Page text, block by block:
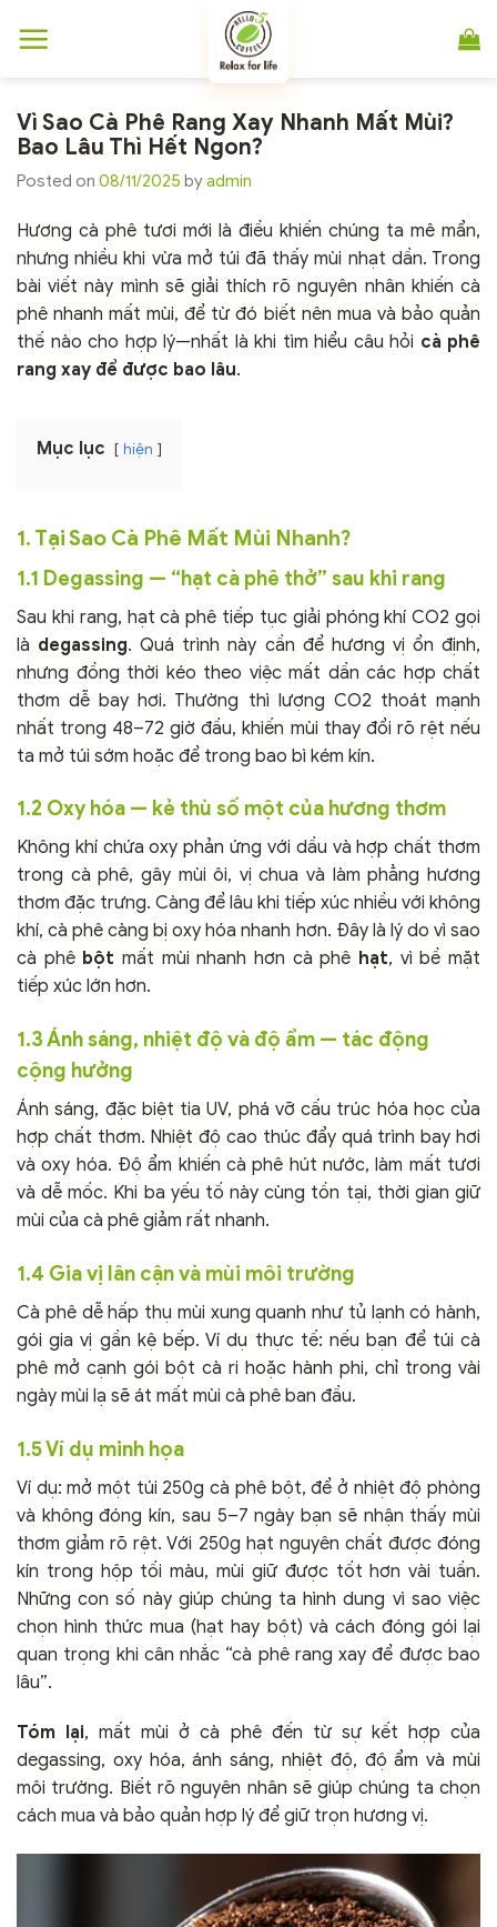
đến
Vì Sao Cà Phê Rang Xay Nhanh Mất Mùi?
Bao Lâu Thì Hết Ngon?
Posted on 08/11/2025 byadmin
Hương cà phê tươi mới là điều khiến chúng ta mê mẩn,
nhưng nhiều khi vừa mở túi đã thấy mùi nhạt dần. Trong
bài viết này mình sẽ giải thích rõ nguyên nhân khiến cà
phê nhanh mất mùi, để từ đó biết nên mua và bảo quản
thế nào cho hợp lý—nhất là khi tìm hiểu câu hỏi cà phê
rang xay để được bao lâu.
Mục lục hiện
1. Tại Sao Cà Phê Mất Mùi Nhanh?
1.1 Degassing — “hạt cà phê thở” sau khi rang
Sau khi rang, hạt cà phê tiếp tục giải phóng khí CO2 gọi
là degassing. Quá trình này cần để hương vị ổn định,
nhưng đồng thời kéo theo việc mất dần các hợp chất
thơm dễ bay hơi. Thường thì lượng CO2 thoát mạnh
nhất trong 48–72 giờ đầu, khiến mùi thay đổi rõ rệt nếu
ta mở túi sớm hoặc để trong bao bì kém kín.
1.2 Oxy hóa — kẻ thù số một của hương thơm
Không khí chứa oxy phản ứng với dầu và hợp chất thơm
trong cà phê, gây mùi ôi, vị chua và làm phẳng hương
thơm đặc trưng. Càng để lâu khi tiếp xúc nhiều với không
khí, cà phê càng bị oxy hóa nhanh hơn. Đây là lý do vì sao
cà phê bột mất mùi nhanh hơn cà phê hạt, vì bề mặt
tiếp xúc lớn hơn.
1.3 Ánh sáng, nhiệt độ và độ ẩm — tác động
cộng hưởng
Ánh sáng, đặc biệt tia UV, phá vỡ cấu trúc hóa học của
hợp chất thơm. Nhiệt độ cao thúc đẩy quá trình bay hơi
và oxy hóa. Độ ẩm khiến cà phê hút nước, làm mất tươi
và dễ mốc. Khi ba yếu tố này cùng tồn tại, thời gian giữ
mùi của cà phê giảm rất nhanh.
1.4 Gia vị lân cận và mùi môi trường
Cà phê dễ hấp thụ mùi xung quanh như tủ lạnh có hành,
gói gia vị gần kệ bếp. Ví dụ thực tế: nếu bạn để túi cà
phê mở cạnh gói bột cà ri hoặc hành phi, chỉ trong vài
ngày mùi lạ sẽ át mất mùi cà phê ban đầu.
1.5 Ví dụ minh họa
Ví dụ: mở một túi 250g cà phê bột, để ở nhiệt độ phòng
và không đóng kín, sau 5–7 ngày bạn sẽ nhận thấy mùi
thơm giảm rõ rệt. Với 250g hạt nguyên chất được đóng
kín trong hộp tối màu, mùi giữ được tốt hơn vài tuần.
Những con số này giúp chúng ta hình dung vì sao việc
chọn hình thức mua (hạt hay bột) và cách đóng gói lại
quan trọng khi cân nhắc “cà phê rang xay để được bao
lâu”.
Tóm lại, mất mùi ở cà phê đến từ sự kết hợp của
degassing, oxy hóa, ánh sáng, nhiệt độ, độ ẩm và mùi
môi trường. Biết rõ nguyên nhân sẽ giúp chúng ta chọn
cách mua và bảo quản hợp lý để giữ trọn hương vị.